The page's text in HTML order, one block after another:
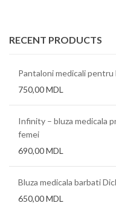
RECENT PRODUCTS
Pantaloni medicali pentru
750,00MDL
Infinity – bluza medicala
femei
690,00MDL
Bluza medicala barbati
650,00MDL